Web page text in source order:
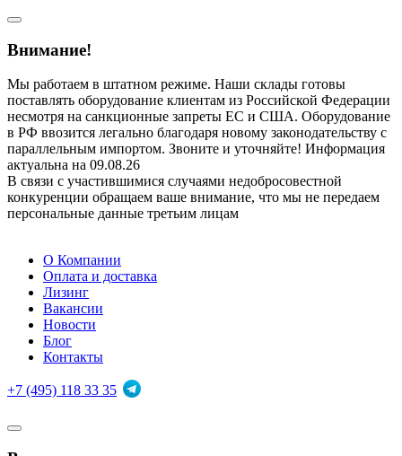
Внимание!
Мы работаем в штатном режиме. Наши склады готовы
поставлять оборудование клиентам из Российской Федерации
несмотря на санкционные запреты ЕС и США. Оборудование
в РФ ввозится легально благодаря новому законодательству с
параллельным импортом. Звоните и уточняйте! Информация
актуальна на 09.08.26
В связи с участившимися случаями недобросовестной
конкуренции обращаем ваше внимание, что мы не передаем
персональные данные третьим лицам
О Компании
Оплата и доставка
Лизинг
Вакансии
Новости
Блог
Контакты
+7 (495) 118 33 35